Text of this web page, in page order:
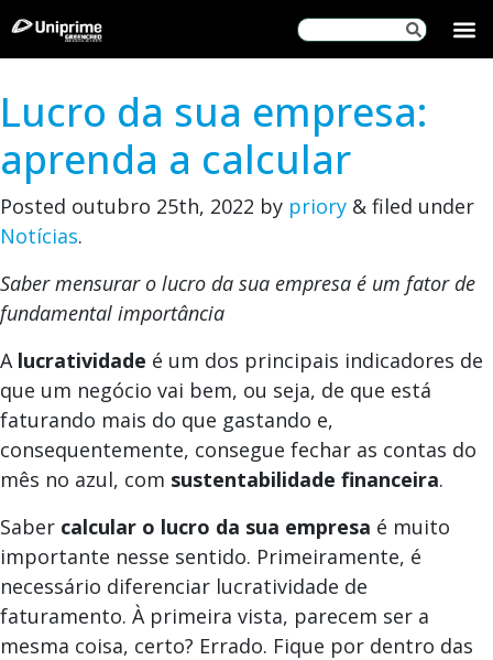
Lucro da sua empresa:
aprenda a calcular
Posted outubro 25th, 2022 by priory & filed under
Notícias.
Saber mensurar o lucro da sua empresa é um fator de
fundamental importância
A lucratividade é um dos principais indicadores de
que um negócio vai bem, ou seja, de que está
faturando mais do que gastando e,
consequentemente, consegue fechar as contas do
mês no azul, com sustentabilidade financeira.
Saber calcular o lucro da sua empresa é muito
importante nesse sentido. Primeiramente, é
necessário diferenciar lucratividade de
faturamento. À primeira vista, parecem ser a
mesma coisa, certo? Errado. Fique por dentro das